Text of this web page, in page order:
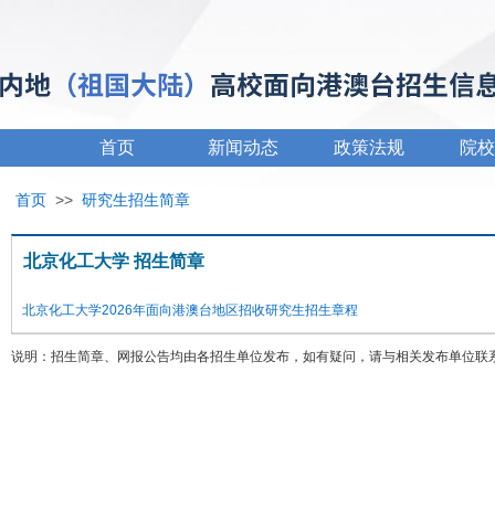
首页 新闻动态 政策法规 院
首页 >> 研究生招生简章
北京化工大学 招生简章
北京化工大学2026年面向港澳台地区招收研究生招生章程
说明：招生简章、网报公告均由各招生单位发布，如有疑问，请与相关发布单位